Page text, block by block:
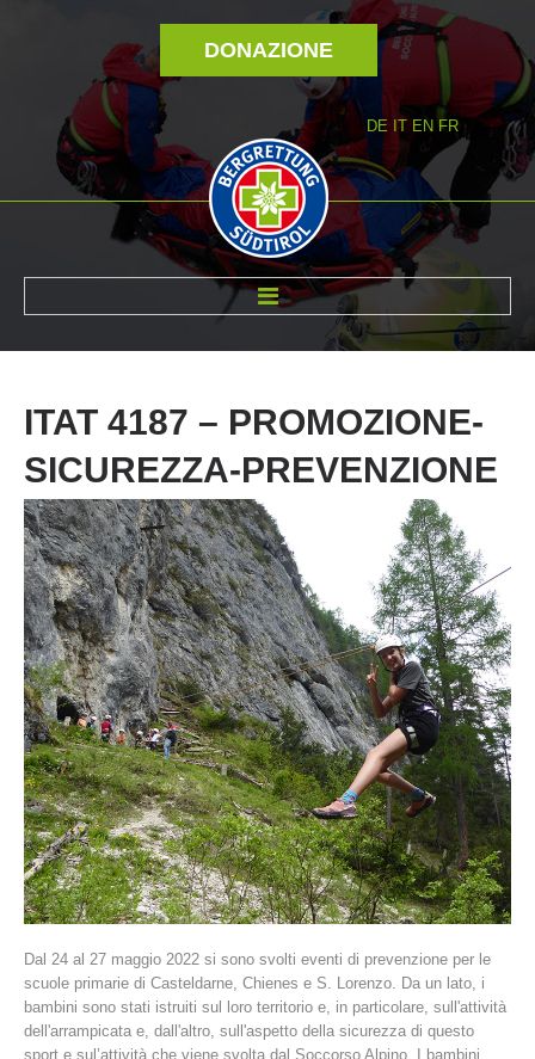
DONAZIONE
DE IT EN FR
La storia
ITAT 4187 – PROMOZIONE-
SICUREZZA-PREVENZIONE
Dal 24 al 27 maggio 2022 si sono svolti eventi di prevenzione per le
scuole primarie di Casteldarne, Chienes e S. Lorenzo. Da un lato, i
bambini sono stati istruiti sul loro territorio e, in particolare, sull'attività
dell'arrampicata e, dall'altro, sull'aspetto della sicurezza di questo
sport e sul’attività che viene svolta dal Soccorso Alpino. I bambini